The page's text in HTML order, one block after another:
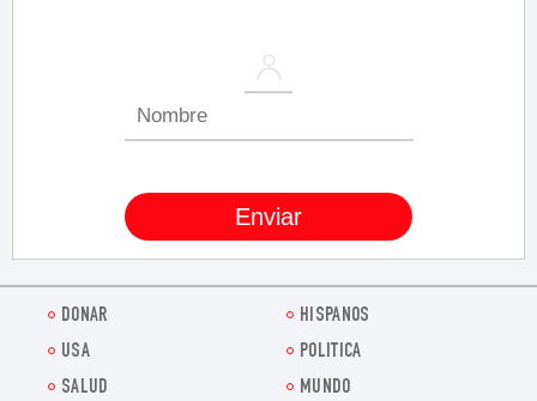
DONAR
HISPANOS
USA
POLITICA
SALUD
MUNDO